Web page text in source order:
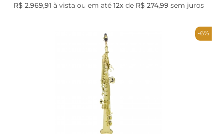
R$ 2.969,91 à vista ou em até 12xde R$ 274,99 sem juros
-6%